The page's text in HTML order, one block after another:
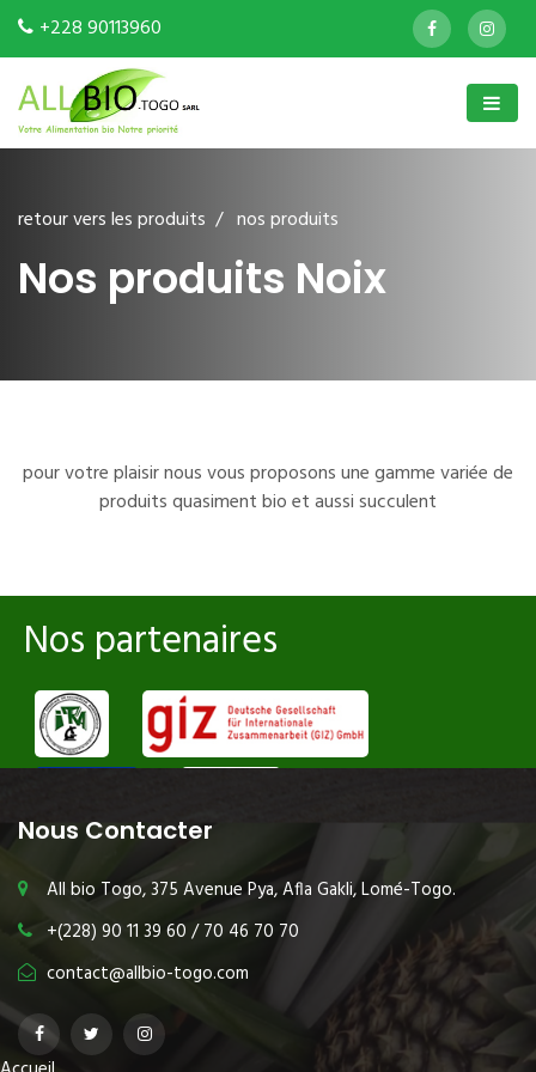
+228 90113960
retour vers les produits / nos produits
Nos produits Noix
pour votre plaisir nous vous proposons une gamme variée de
produits quasiment bio et aussi succulent
Nos partenaires
Nous Contacter
All bio Togo, 375 Avenue Pya, Afla Gakli, Lomé-Togo.
+(228) 90 11 39 60 / 70 46 70 70
contact@allbio-togo.com